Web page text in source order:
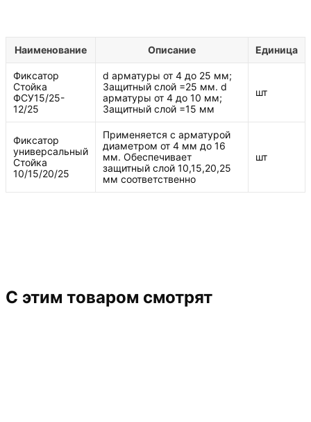
Наименование Описание Единица
Фиксатор
Стойка
ФСУ15/25-
12/25
d арматуры от 4 до 25 мм;
Защитный слой =25 мм. d
арматуры от 4 до 10 мм;
Защитный слой =15 мм
шт
Фиксатор
универсальный
Стойка
10/15/20/25
Применяется с арматурой
диаметром от 4 мм до 16
мм. Обеспечивает
защитный слой 10,15,20,25
мм соответственно
шт
C этим товаром смотрят